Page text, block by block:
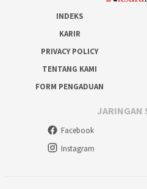
INDEKS
KARIR
PRIVACY POLICY
TENTANG KAMI
FORM PENGADUAN
JARINGAN
Facebook
Instagram